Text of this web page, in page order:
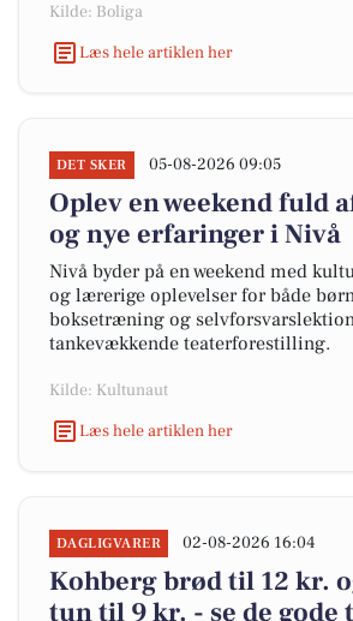
Kilde: Boliga
Læs hele artiklen her
DET SKER 05-08-2026 09:05
Oplev en weekend fuld
og nye erfaringer i Nivå
Nivå byder på en weekend med
og lærerige oplevelser for både
boksetræning og
tankevækkende teaterforestilling.
Kilde: Kultunaut
Læs hele artiklen her
DAGLIGVARER 02-08-2026 16:04
Kohberg brød til 12 kr.
tun til 9 kr. - se de gode